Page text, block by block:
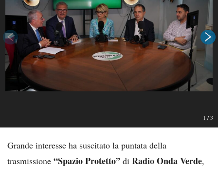
1 /3
Grande interesse ha suscitato la puntata della
trasmissione “Spazio Protetto” di Radio Onda Verde,